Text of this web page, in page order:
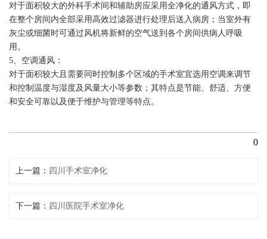
对于面积较大的外科手术间和辅助房应采用全净化的通风方式，即
在整个房间内全部采用高效过滤器进行处理后送入病房；当室外有
灰尘或细菌时可通过风机将新鲜的空气送到各个房间供病人呼吸
用。
5、空调通风：
对于面积较大且需要同时控制多个区域的手术室宜选用空调来调节
和控制温度与湿度及风量大小等参数；其特点是节能、舒适、方便
和安全可靠以及便于维护与管理等特点。
0
上一篇 四川手术室净化
下一篇 四川医院手术室净化